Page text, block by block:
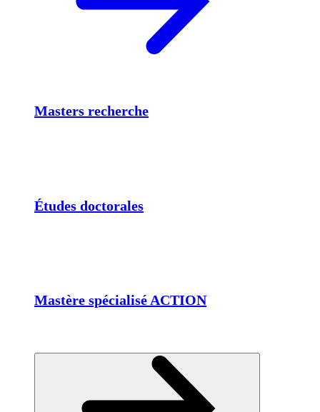
Masters recherche
Études doctorales
Mastère spécialisé ACTION